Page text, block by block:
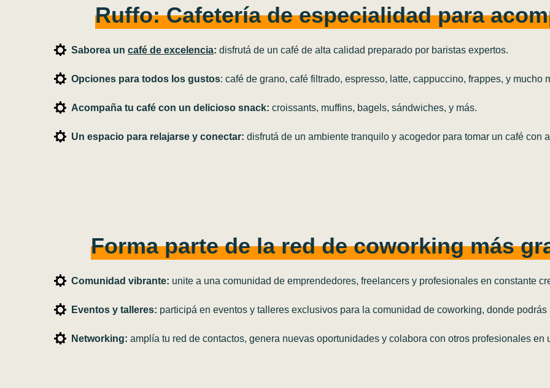
Ruffo: Cafetería de especialidad para
Saborea un café de excelencia: disfrutá de un café de alta calidad preparado por baristas expertos.
Opciones para todos los gustos: café de grano, café filtrado, espresso, latte, cappuccino, frappes, y mucho
Acompaña tu café con un delicioso snack: croissants, muffins, bagels, sándwiches, y más.
Un espacio para relajarse y conectar: disfrutá de un ambiente tranquilo y acogedor para tomar un café con
Forma parte de la red de coworking más
Comunidad vibrante: unite a una comunidad de emprendedores, freelancers y profesionales en constante
Eventos y talleres: participá en eventos y talleres exclusivos para la comunidad de coworking, donde
Networking: amplía tu red de contactos, genera nuevas oportunidades y colabora con otros profesionales en